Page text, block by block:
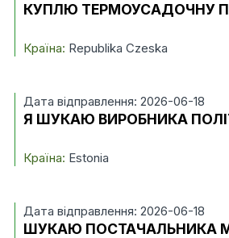
КУПЛЮ ТЕРМОУСАДОЧНУ
Країна: Republika Czeska
Дата відправлення: 2026-06-18
Я ШУКАЮ ВИРОБНИКА
Країна: Estonia
Дата відправлення: 2026-06-18
ШУКАЮ ПОСТАЧАЛЬНИКА